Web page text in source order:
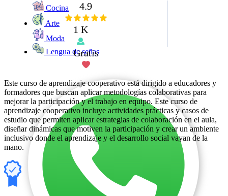
Cocina
Arte
Moda
Lengua de señas
4.9
1 K
Gratis
Este curso de aprendizaje cooperativo está dirigido a educadores y
formadores que buscan aplicar metodologías colaborativas para
mejorar la participación y el trabajo en equipo. Este curso de
aprendizaje cooperativo incluye actividades prácticas y casos de
estudio que permiten aplicar estrategias de colaboración en el aula,
diseñar dinámicas que motiven la participación y crear un ambiente
inclusivo donde el aprendizaje y el desarrollo social vayan de la
mano.